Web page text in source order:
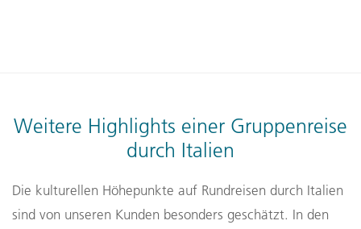
Weitere Highlights einer Gruppenreise
durch Italien
Die kulturellen Höhepunkte auf Rundreisen durch Italien
sind von unseren Kunden besonders geschätzt. In den